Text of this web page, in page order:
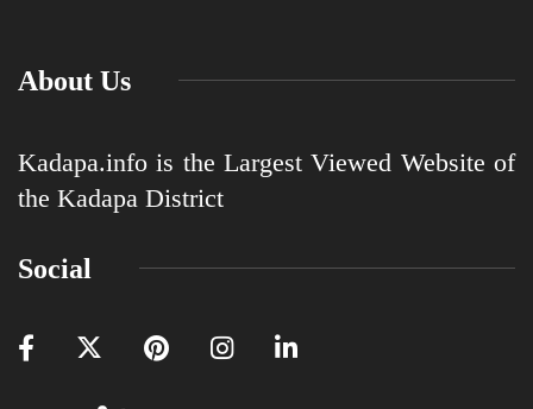
About Us
Kadapa.info is the Largest Viewed Website of
the Kadapa District
Social